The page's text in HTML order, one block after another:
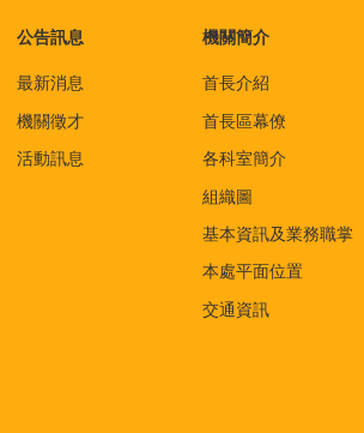
公告訊息
最新消息
機關徵才
活動訊息
機關簡介
首長介紹
首長區幕僚
各科室簡介
組織圖
基本資訊及業務職掌
本處平面位置
交通資訊